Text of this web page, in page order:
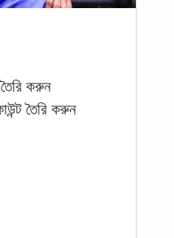
করুন
তৈরি করুন